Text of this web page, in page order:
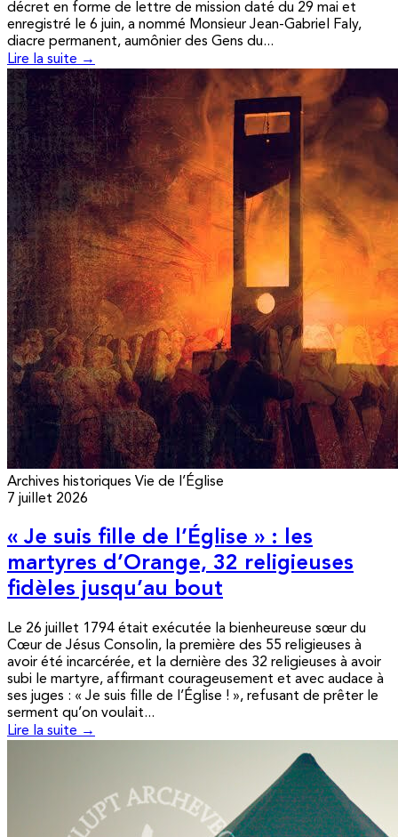
décret en forme de lettre de mission daté du 29 mai et
enregistré le 6 juin, a nommé Monsieur Jean-Gabriel Faly,
diacre permanent, aumônier des Gens du...
Lire la suite →
Archives historiques Vie de l’Église
7 juillet 2026
« Je suis fille de l’Église » : les
martyres d’Orange, 32 religieuses
fidèles jusqu’au bout
Le 26 juillet 1794 était exécutée la bienheureuse sœur du
Cœur de Jésus Consolin, la première des 55 religieuses à
avoir été incarcérée, et la dernière des 32 religieuses à avoir
subi le martyre, affirmant courageusement et avec audace à
ses juges : « Je suis fille de l’Église ! », refusant de prêter le
serment qu’on voulait...
Lire la suite →